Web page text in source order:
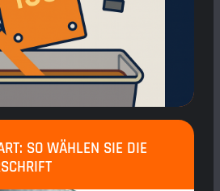
SO WÄHLEN SIE DIE